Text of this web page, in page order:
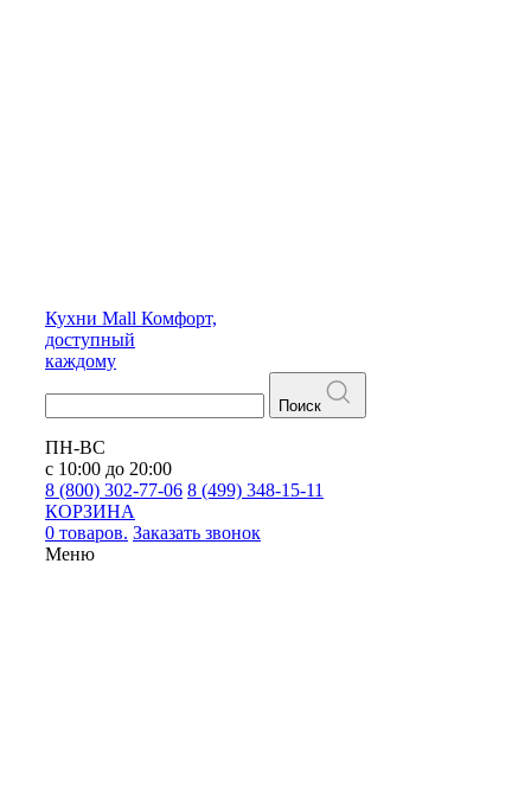
Кухни Mall Комфорт,
доступный
каждому
Поиск
ПН-ВС
с 10:00 до 20:00
8 (800) 302-77-06 8 (499) 348-15-11
КОРЗИНА
0 товаров. Заказать звонок
Меню